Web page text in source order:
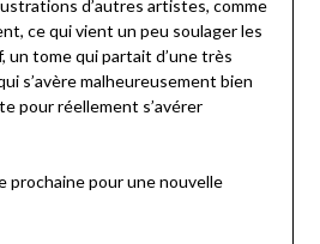
d’autres artistes, comme
ce qui vient un peu soulager les
un tome qui partait d’une très
s’avère malheureusement bien
pour réellement s’avérer
pour une nouvelle